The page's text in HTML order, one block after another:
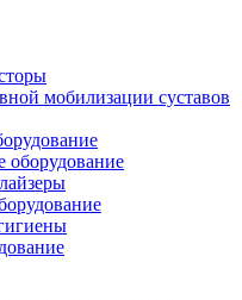
мобилизации суставов